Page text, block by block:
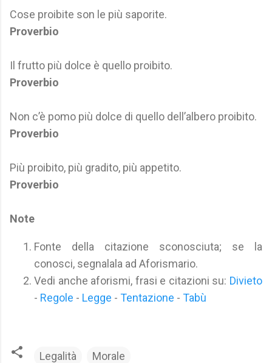
Cose proibite son le più saporite.
Proverbio
Il frutto più dolce è quello proibito.
Proverbio
Non c’è pomo più dolce di quello dell’albero proibito.
Proverbio
Più proibito, più gradito, più appetito.
Proverbio
Note
Fonte della citazione sconosciuta; se la
conosci, segnalala ad Aforismario.
Vedi anche aforismi, frasi e citazioni su: Divieto
- Regole - Legge - Tentazione - Tabù
Legalità Morale